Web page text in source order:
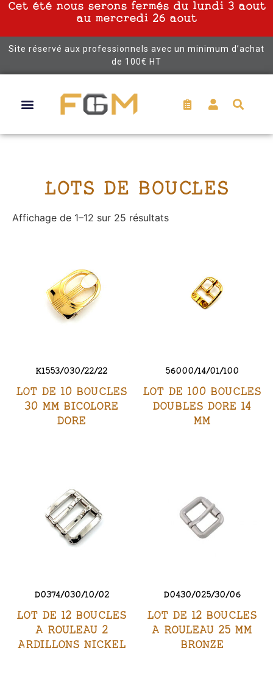
Cet été nous serons fermés du lundi 3 aout
au mercredi 26 aout
Site réservé aux professionnels avec un minimum d’achat
de 100€ HT
LOTS DE BOUCLES
Affichage de 1–12 sur 25 résultats
K1553/030/22/22
LOT DE 10 BOUCLES
30 MM BICOLORE
DORE
56000/14/01/100
LOT DE 100 BOUCLES
DOUBLES DORE 14
MM
D0374/030/10/02
LOT DE 12 BOUCLES
A ROULEAU 2
ARDILLONS NICKEL
D0430/025/30/06
LOT DE 12 BOUCLES
A ROULEAU 25 MM
BRONZE